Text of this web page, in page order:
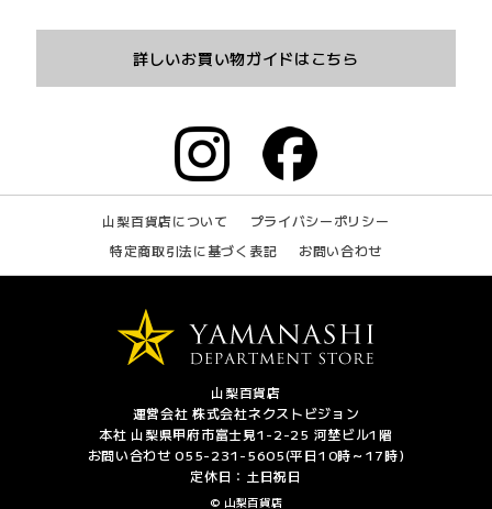
詳しいお買い物ガイドはこちら
山梨百貨店について
プライバシーポリシー
特定商取引法に基づく表記
お問い合わせ
山梨百貨店
運営会社 株式会社ネクストビジョン
本社 山梨県甲府市富士見1-2-25 河埜ビル1階
お問い合わせ 055-231-5605(平日10時～17時)
定休日：土日祝日
© 山梨百貨店